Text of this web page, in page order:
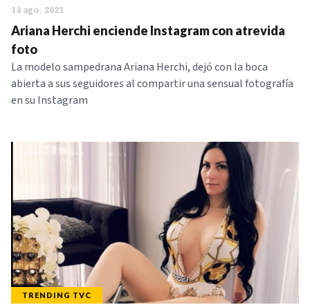
14 ago. 2021
Ariana Herchi enciende Instagram con atrevida
foto
La modelo sampedrana Ariana Herchi, dejó con la boca
abierta a sus seguidores al compartir una sensual fotografía
en su Instagram
TRENDING TVC